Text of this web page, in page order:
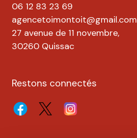
06 12 83 23 69
agencetoimontoit@gmail.com
27 avenue de 11 novembre,
30260 Quissac
Restons connectés